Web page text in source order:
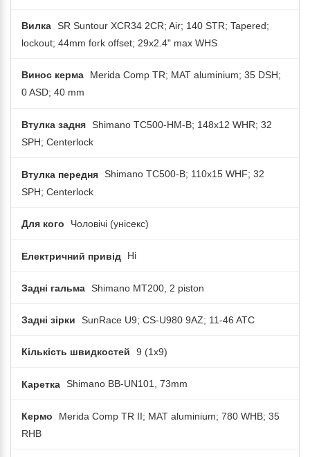
Вилка SR Suntour XCR34 2CR; Air; 140 STR; Tapered;
lockout; 44mm fork offset; 29x2.4" max WHS
Винос керма
Merida Comp TR; MAT aluminium; 35 DSH;
0 ASD; 40 mm
Втулка задня Shimano TC500-HM-B; 148x12 WHR; 32
SPH; Centerlock
Втулка передня Shimano TC500-B; 110x15 WHF; 32
SPH; Centerlock
Для кого Чоловічі (унісекс)
Електричний привід Ні
Задні гальма Shimano MT200, 2 piston
Задні зірки SunRace U9; CS-U980 9AZ; 11-46 ATC
Кількість швидкостей 9 (1x9)
Каретка Shimano BB-UN101, 73mm
Кермо
Merida Comp TR II; MAT aluminium; 780 WHB; 35
RHB